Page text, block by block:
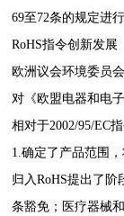
69至72条的规定进
RoHS指令创新发展
欧洲议会环境委员
对《欧盟电器和电
相对于2002/95/EC
1.确定了产品范围
归入RoHS提出了
条豁免；医疗器械